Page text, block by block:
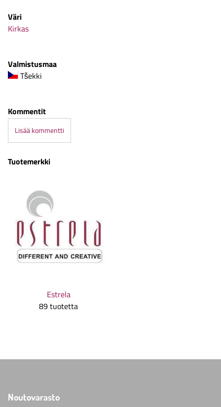
Väri
Kirkas
Valmistusmaa
Tšekki
Kommentit
Lisää kommentti
Tuotemerkki
Estrela
89 tuotetta
Noutovarasto